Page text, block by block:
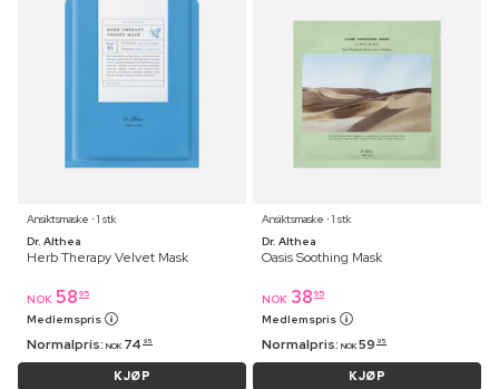
Ansiktsmaske ⋅ 1 stk
Dr. Althea
Herb Therapy Velvet Mask
NOK 58 95
Medlemspris
Normalpris: NOK 74 95
KJØP
Ansiktsmaske ⋅ 1 stk
Dr. Althea
Oasis Soothing Mask
NOK 38 95
Medlemspris
Normalpris: NOK 59 95
KJØP